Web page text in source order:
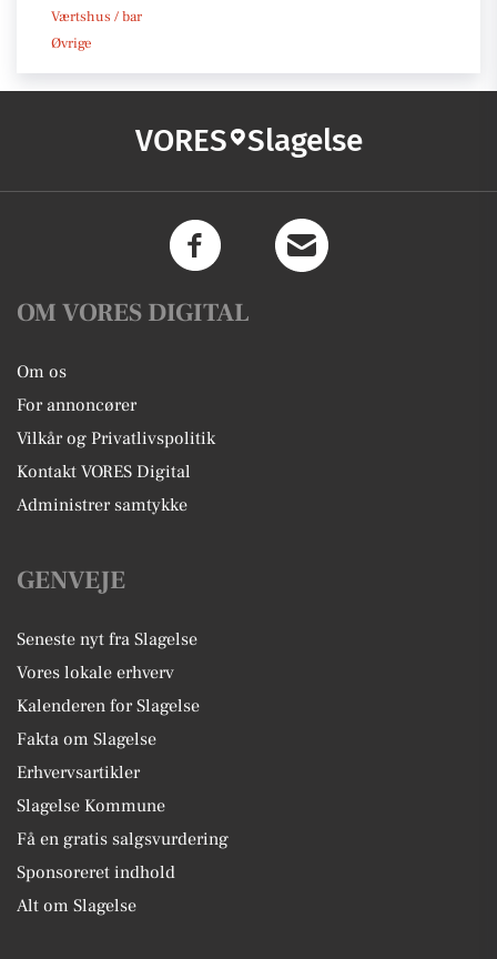
Værtshus / bar
Øvrige
VORES Slagelse
OM VORES DIGITAL
Om os
For annoncører
Vilkår og Privatlivspolitik
Kontakt VORES Digital
Administrer samtykke
GENVEJE
Seneste nyt fra Slagelse
Vores lokale erhverv
Kalenderen for Slagelse
Fakta om Slagelse
Erhvervsartikler
Slagelse Kommune
Få en gratis salgsvurdering
Sponsoreret indhold
Alt om Slagelse